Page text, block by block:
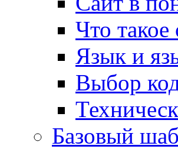
Что такое
Язык и
Выбор
Базовый